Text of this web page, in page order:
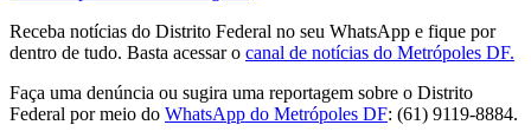
Receba notícias do Distrito Federal no seu WhatsApp e fique por
dentro de tudo. Basta acessar o canal de notícias do Metrópoles DF.
Faça uma denúncia ou sugira uma reportagem sobre o Distrito
Federal por meio do WhatsApp do Metrópoles DF: (61) 9119-8884.